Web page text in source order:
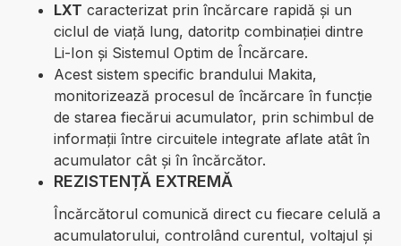
LXT caracterizat prin încărcare rapidă și un
ciclul de viață lung, datoritp combinației dintre
Li-Ion și Sistemul Optim de Încărcare.
Acest sistem specific brandului Makita,
monitorizează procesul de încărcare în funcție
de starea fiecărui acumulator, prin schimbul de
informații între circuitele integrate aflate atât în
acumulator cât și în încărcător.
REZISTENȚĂ EXTREMĂ
Încărcătorul comunică direct cu fiecare celulă a
acumulatorului, controlând curentul, voltajul și